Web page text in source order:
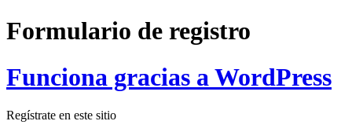
Formulario de registro
Funciona gracias a WordPress
Regístrate en este sitio